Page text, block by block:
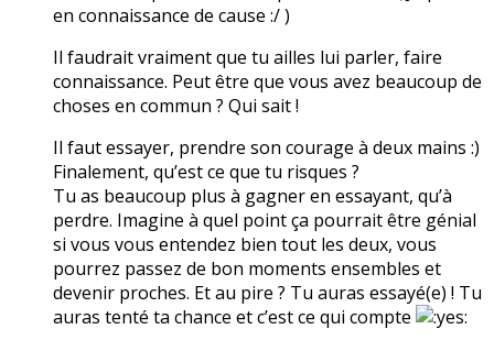
en connaissance de cause :/ )
Il faudrait vraiment que tu ailles lui parler, faire
connaissance. Peut être que vous avez beaucoup de
choses en commun ? Qui sait !
Il faut essayer, prendre son courage à deux mains :)
Finalement, qu’est ce que tu risques ?
Tu as beaucoup plus à gagner en essayant, qu’à
perdre. Imagine à quel point ça pourrait être génial
si vous vous entendez bien tout les deux, vous
pourrez passez de bon moments ensembles et
devenir proches. Et au pire ? Tu auras essayé(e) ! Tu
auras tenté ta chance et c’est ce qui compte